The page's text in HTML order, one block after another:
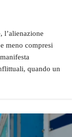
l’alienazione
meno compresi
quando un